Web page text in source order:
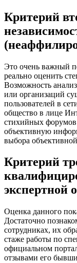
Критерий
Это очень важный
реально оценить
Возможность
или организаций
пользователей в
общество в лице
стихийных форумов
объективную
выбора
Критерий
экспертной
Оценка данного
Достаточно
сотрудниках, их
стаже работы по
официальном
отзывами его